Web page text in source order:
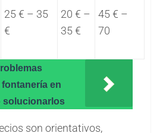
25 € – 35
€
20 € –
35 €
45 € –
70
en
solucionarlos
son orientativos,